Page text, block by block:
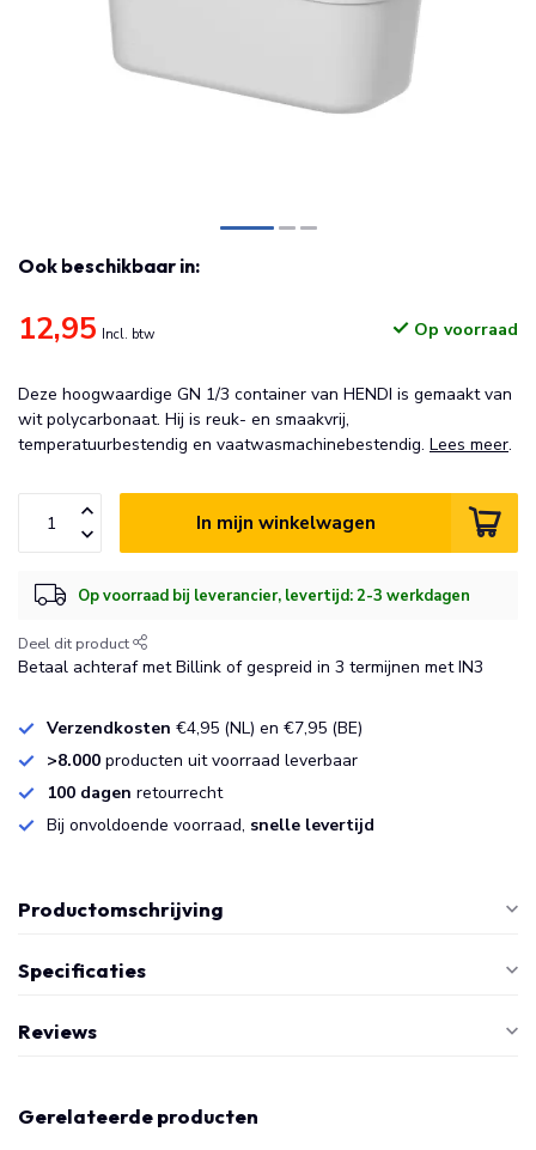
Ook beschikbaar in:
12,95 Incl. btw Op voorraad
Deze hoogwaardige GN 1/3 container van HENDI is gemaakt van
wit polycarbonaat. Hij is reuk- en smaakvrij,
temperatuurbestendig en vaatwasmachinebestendig. Lees meer.
In mijn winkelwagen
Op voorraad bij leverancier, levertijd: 2-3 werkdagen
Deel dit product
Betaal achteraf met Billink of gespreid in 3 termijnen met IN3
Verzendkosten €4,95 (NL) en €7,95 (BE)
>8.000 producten uit voorraad leverbaar
100 dagen retourrecht
Bij onvoldoende voorraad, snelle levertijd
Productomschrijving
Specificaties
Reviews
Gerelateerde producten